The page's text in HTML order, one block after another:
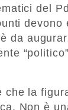
del
devono
da
la
Non è